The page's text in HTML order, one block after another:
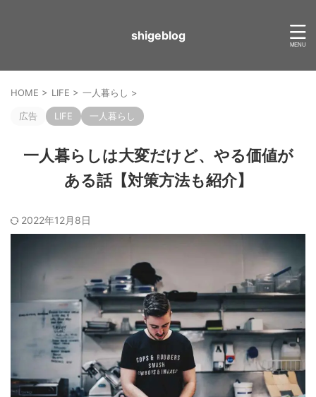
shigeblog
HOME > LIFE > 一人暮らし >
広告 LIFE 一人暮らし
一人暮らしは大変だけど、やる価値が
ある話【対策方法も紹介】
2022年12月8日